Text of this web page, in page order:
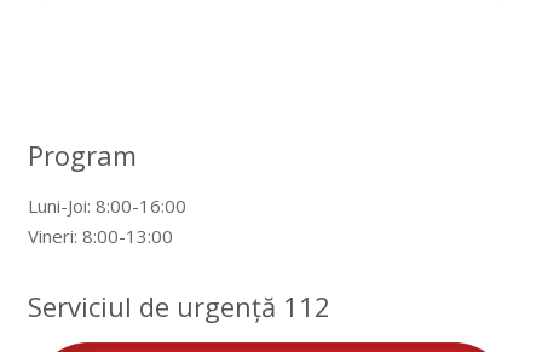
Program
Luni-Joi: 8:00-16:00
Vineri: 8:00-13:00
Serviciul de urgență 112